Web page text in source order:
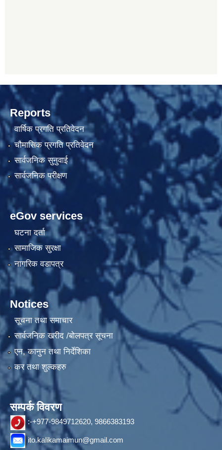
Reports
वार्षिक प्रगति प्रतिवेदन
चौमासिक प्रगति प्रतिवेदन
सार्वजनिक सुनुवाई
सार्वजनिक परीक्षण
eGov services
घटना दर्ता
सामाजिक सुरक्षा
नागरिक वडापत्र
Notices
सूचना तथा समाचार
सार्वजनिक खरीद /बोलपत्र सूचना
एन, कानुन तथा निर्देशिका
कर तथा शुल्कहरु
सम्पर्क विवरण
:-+977-9849712620, 9866383193
ito.kalikamaimun@gmail.com